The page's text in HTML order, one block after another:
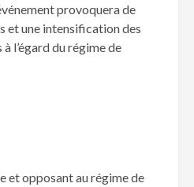
provoquera de
et une intensification des
l’égard du régime de
et opposant au régime de